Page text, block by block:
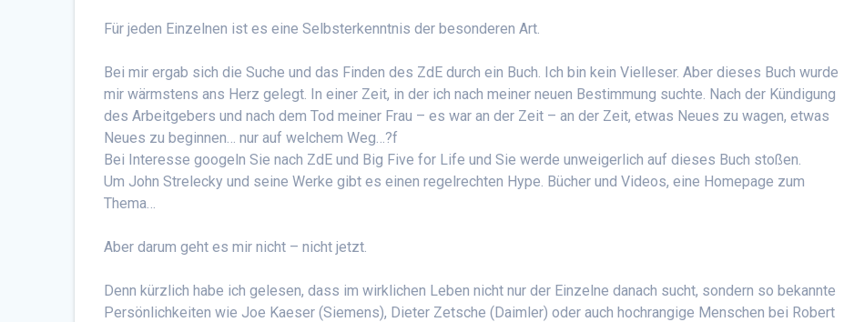
Für jeden Einzelnen ist es eine Selbsterkenntnis der besonderen Art.
Bei mir ergab sich die Suche und das Finden des ZdE durch ein Buch. Ich bin kein Vielleser. Aber dieses Buch wurde
mir wärmstens ans Herz gelegt. In einer Zeit, in der ich nach meiner neuen Bestimmung suchte. Nach der Kündigung
des Arbeitgebers und nach dem Tod meiner Frau – es war an der Zeit – an der Zeit, etwas Neues zu wagen, etwas
Neues zu beginnen… nur auf welchem Weg…?f
Bei Interesse googeln Sie nach ZdE und Big Five for Life und Sie werde unweigerlich auf dieses Buch stoßen.
Um John Strelecky und seine Werke gibt es einen regelrechten Hype. Bücher und Videos, eine Homepage zum
Thema…
Aber darum geht es mir nicht – nicht jetzt.
Denn kürzlich habe ich gelesen, dass im wirklichen Leben nicht nur der Einzelne danach sucht, sondern so bekannte
Persönlichkeiten wie Joe Kaeser (Siemens), Dieter Zetsche (Daimler) oder auch hochrangige Menschen bei Robert